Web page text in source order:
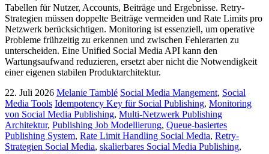
Tabellen für Nutzer, Accounts, Beiträge und Ergebnisse. Retry-
Strategien müssen doppelte Beiträge vermeiden und Rate Limits pro
Netzwerk berücksichtigen. Monitoring ist essenziell, um operative
Probleme frühzeitig zu erkennen und zwischen Fehlerarten zu
unterscheiden. Eine Unified Social Media API kann den
Wartungsaufwand reduzieren, ersetzt aber nicht die Notwendigkeit
einer eigenen stabilen Produktarchitektur.
22. Juli 2026 Melanie Tamblé Social Media Mangement, Social
Media Tools Idempotency Key für Social Publishing, Monitoring
von Social Media Publishing, Multi-Netzwerk Publishing
Architektur, Publishing Job Modellierung, Queue-basiertes
Publishing System, Rate Limit Handling Social Media, Retry-
Strategien Social Media, skalierbares Social Media Publishing,